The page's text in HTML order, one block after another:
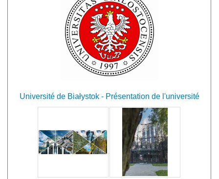
Université de Białystok - Présentation de l'université